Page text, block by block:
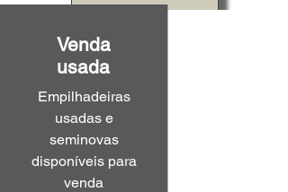
Venda
usada
Empilhadeiras
usadas e
seminovas
disponíveis para
venda